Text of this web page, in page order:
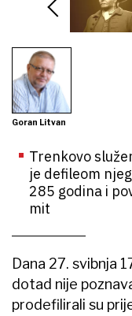
Goran Litvan
Trenkovo
je defileom
285 godina i
mit
Dana 27. svibnja
dotad nije
prodefilirali su